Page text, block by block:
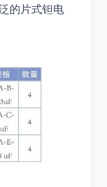
的片式钽电